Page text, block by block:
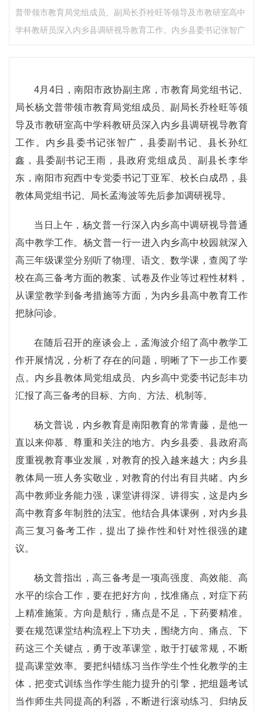
普带领市教育局党组成员、副局长乔栓旺等领导及市教研室高中
学科教研员深入内乡县调研视导教育工作。内乡县委书记张智广
4月4日，南阳市政协副主席，市教育局党组书记、
局长杨文普带领市教育局党组成员、副局长乔栓旺等领
导及市教研室高中学科教研员深入内乡县调研视导教育
工作。内乡县委书记张智广，县委副书记、县长孙红
鑫，县委副书记王雨，县政府党组成员、副县长李华
东，南阳市宛西中专党委书记丁亚军、校长白成昂，县
教体局党组书记、局长孟海波等先后参加调研视导。
当日上午，杨文普一行深入内乡高中调研视导普通
高中教学工作。杨文普一行一进入内乡高中校园就深入
高三年级课堂分别听了物理、语文、数学课，查阅了学
校在高三备考方面的教案、试卷及作业等过程性材料，
从课堂教学到备考措施等方面，为内乡县高中教育工作
把脉问诊。
在随后召开的座谈会上，孟海波介绍了高中教学工
作开展情况，分析了存在的问题，明晰了下一步工作要
点。内乡县教体局党组成员、内乡高中党委书记彭丰功
汇报了高三备考的目标、方向、方法、机制等。
杨文普说，内乡教育是南阳教育的常青藤，是他一
直以来仰慕、尊重和关注的地方。内乡县委、县政府高
度重视教育事业发展，对教育的投入越来越大；内乡县
教体局一班人务实敬业，对教育的付出有目共睹。内乡
高中教师业务能力强，课堂讲得深、讲得实，这是内乡
高中教育多年制胜的法宝。他结合具体课例，对内乡县
高三复习备考工作，提出了操作性和针对性很强的建
议。
杨文普指出，高三备考是一项高强度、高效能、高
水平的综合工作，要在把好方向，找准痛点，对症下药
上精准施策。方向是航行，痛点是不足，下药要精准。
要在规范课堂结构流程上下功夫，围绕方向、痛点、下
药这三个关键点，勇于改革课堂，敢于打破常规，不断
提高课堂效率。要把纠错练习当作学生个性化教学的主
体，把变式训练当作学生能力提升的引擎，把组题考试
当作师生共同提高的利器，不断进行滚动练习、归纳反